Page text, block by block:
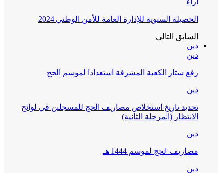
آراء
الحصيلة السنوية للإدارة العامة للأمن الوطني 2024
السابق التالي
دين
دين
رفع ستار الكعبة المشرفة استعدادا لموسم الحج
دين
تحديد تاريخ استخلاص مصاريف الحج للمسجلين في لوائح
الانتظار (المرحلة الثانية)
دين
مصاريف الحج لموسم 1444 هـ
دين